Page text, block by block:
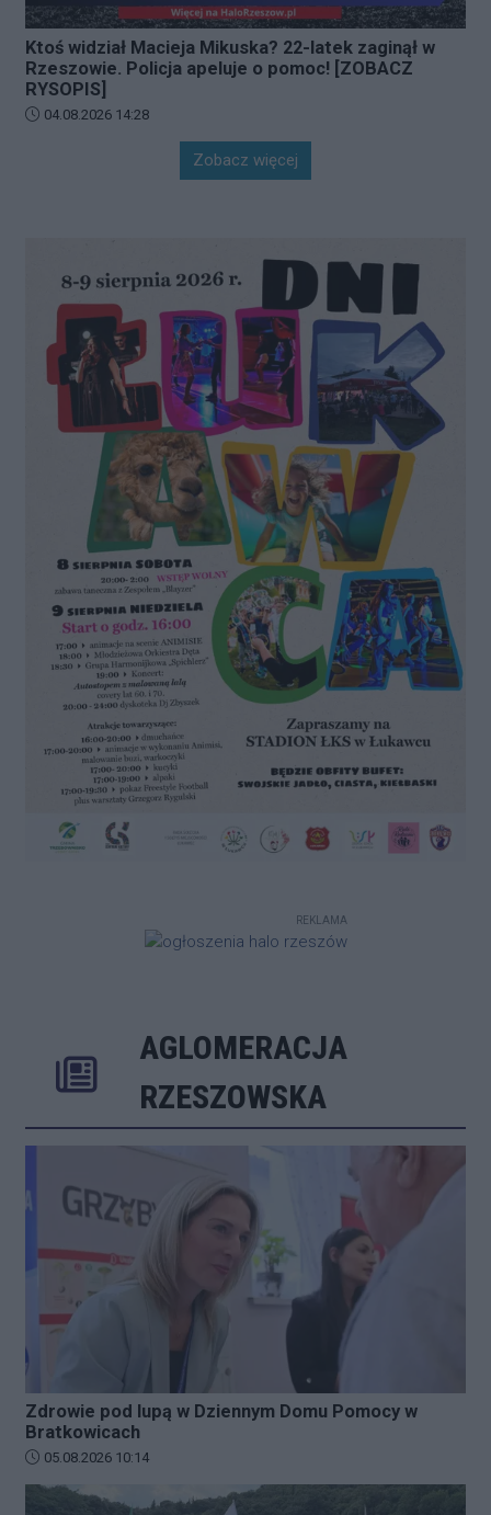
Ktoś widział Macieja Mikuska? 22-latek zaginął w
Rzeszowie. Policja apeluje o pomoc! [ZOBACZ
RYSOPIS]
Data dodania artykułu:
04.08.2026 14:28
Zobacz więcej
REKLAMA
AGLOMERACJA
RZESZOWSKA
Zdrowie pod lupą w Dziennym Domu Pomocy w
Bratkowicach
Data dodania artykułu:
05.08.2026 10:14